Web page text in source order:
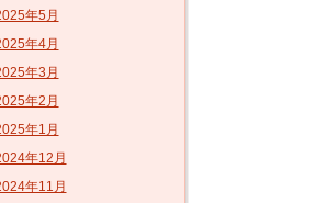
年5月
年4月
年3月
年2月
年1月
年12月
年11月